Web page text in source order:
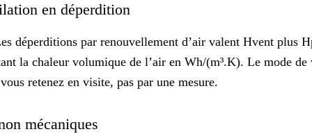
en déperdition
déperditions par renouvellement d’air valent Hvent plus
la chaleur volumique de l’air en Wh/(m³.K). Le mode
retenez en visite, pas par une mesure.
mécaniques